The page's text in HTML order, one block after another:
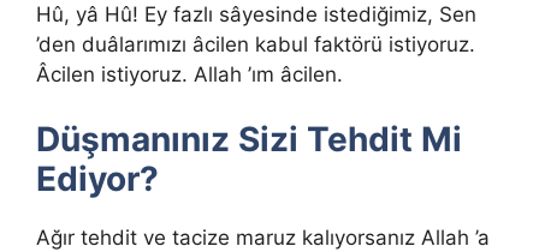
Hû, yâ Hû! Ey fazlı sâyesinde istediğimiz, Sen
’den duâlarımızı âcilen kabul faktörü istiyoruz.
Âcilen istiyoruz. Allah ’ım âcilen.
Düşmanınız Sizi Tehdit Mi
Ediyor?
Ağır tehdit ve tacize maruz kalıyorsanız Allah ’a